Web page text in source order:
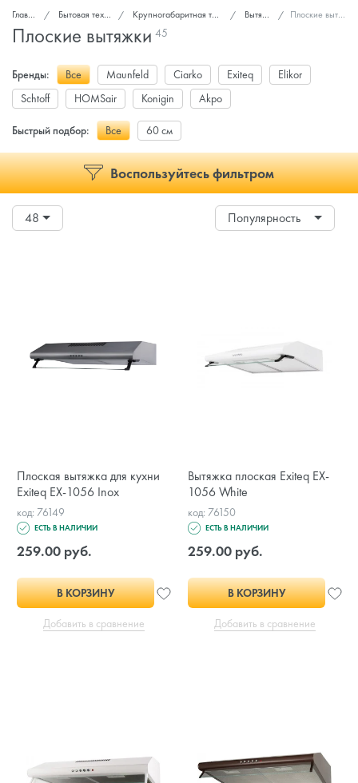
Главная Бытовая техника Крупногабаритная техника Вытяжки Плоские вытяжки
Плоские вытяжки 45
Бренды: Все Maunfeld Ciarko Exiteq
Elikor
Schtoff
HOMSair Konigin Akpo
Быстрый подбор: Все 60 см
Воспользуйтесь фильтром
48 Популярность
Плоская вытяжка для кухни
Exiteq EX-1056 Inox
код: 76149
ЕСТЬ В НАЛИЧИИ
259.00 руб.
В КОРЗИНУ
Добавить в сравнение
Вытяжка плоская Exiteq EX-
1056 White
код: 76150
ЕСТЬ В НАЛИЧИИ
259.00 руб.
В КОРЗИНУ
Добавить в сравнение